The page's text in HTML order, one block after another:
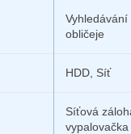
obličeje
HDD, Síť
Síťová
vypalovačka